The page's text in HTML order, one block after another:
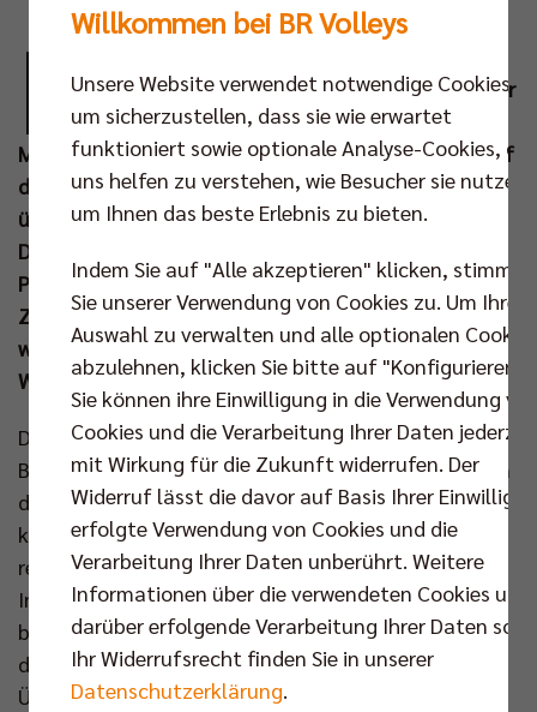
D Medienpartner Dyn stellen das Free-Spiel der
Woche ab der Saison 2026/27 neu auf:
Mindestens 32 Partien pro Saison werden künftig auf
dem YouTube-Kanal von Dyn Volleyball
übertragen. Mit diesem Schritt bündeln die VBL und
Dyn ihre digitalen Reichweiten stärker auf einer
Plattform und schaffen einen noch einfacheren
Zugang für Fans. Ziel ist es, die Sichtbarkeit der Liga
weiter zu erhöhen und zusätzliche
Wachstumspotenziale zu erschließen.
Das Free-Spiel der Woche bleibt ein zentraler
Bestandteil der Reichweitenstrategie der VBL. Neben
der Live-Übertragung umfasst das neue Format
künftig einen erweiterten Sendungsvorlauf,
redaktionelle Einordnungen sowie begleitende
Inhalte in den Satzpausen und im Anschluss. Ein
besonderer Fokus liegt auf der aktiven Einbindung
der Community: Fans können sich direkt in die
Übertragung einbringen, etwa mit Fragen für
Willkommen bei BR Volleys
Unsere Website verwendet notwendige Cookies,
um sicherzustellen, dass sie wie erwartet
funktioniert sowie optionale Analyse-Cookies, die
uns helfen zu verstehen, wie Besucher sie nutzen,
um Ihnen das beste Erlebnis zu bieten.
Indem Sie auf "Alle akzeptieren" klicken, stimmen
Sie unserer Verwendung von Cookies zu. Um Ihre
Auswahl zu verwalten und alle optionalen Cookies
abzulehnen, klicken Sie bitte auf "Konfigurieren".
Sie können ihre Einwilligung in die Verwendung
Cookies und die Verarbeitung Ihrer Daten
mit Wirkung für die Zukunft widerrufen. Der
Widerruf lässt die davor auf Basis Ihrer
erfolgte Verwendung von Cookies und die
Verarbeitung Ihrer Daten unberührt. Weitere
Informationen über die verwendeten Cookies und
darüber erfolgende Verarbeitung Ihrer Daten
Ihr Widerrufsrecht finden Sie in unserer
Datenschutzerklärung.